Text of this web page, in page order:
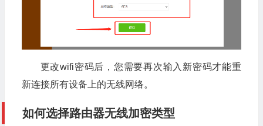
更改wifi密码后，您需要再次输入新密码才能重
新连接所有设备上的无线网络。
如何选择路由器无线加密类型